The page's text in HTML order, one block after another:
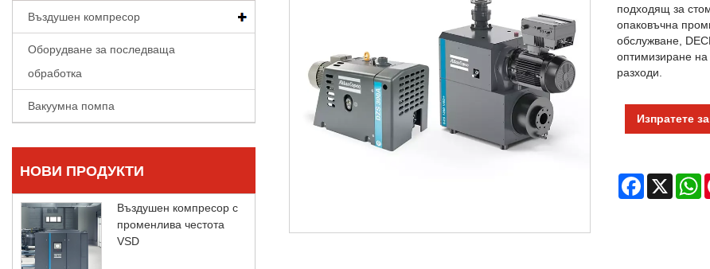
Въздушен компресор
Оборудване за последваща
обработка
Вакуумна помпа
НОВИ ПРОДУКТИ
Въздушен компресор с
променлива честота
VSD
подходящ за
опаковъчна
обслужване,
оптимизиране
разходи.
Изпратете
Facebook
X